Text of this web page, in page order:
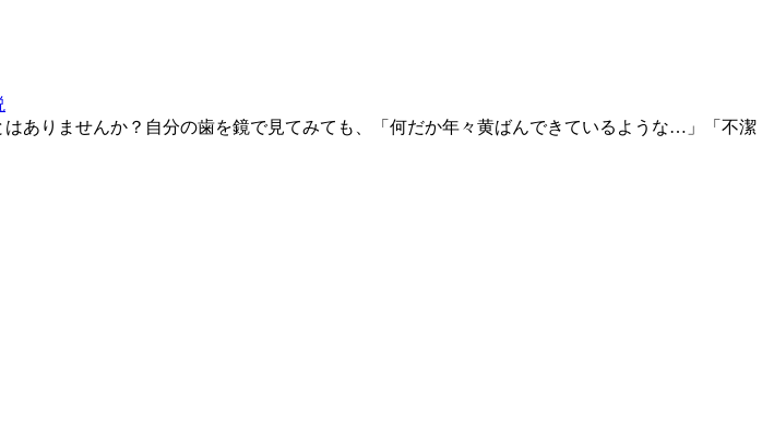
ありませんか？自分の歯を鏡で見てみても、「何だか年々黄ばんできているような…」「不潔